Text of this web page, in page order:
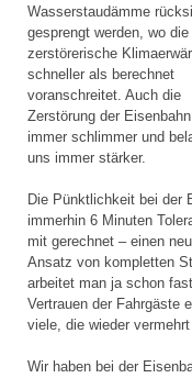
Wasserstaudämme
gesprengt werden, wo die
zerstörerische
schneller als berechnet
voranschreitet. Auch die
Zerstörung der
immer schlimmer und
uns immer stärker.
Die Pünktlichkeit bei der
immerhin 6 Minuten
mit gerechnet – einen
Ansatz von kompletten
arbeitet man ja schon
Vertrauen der Fahrgäste
viele, die wieder
Wir haben bei der